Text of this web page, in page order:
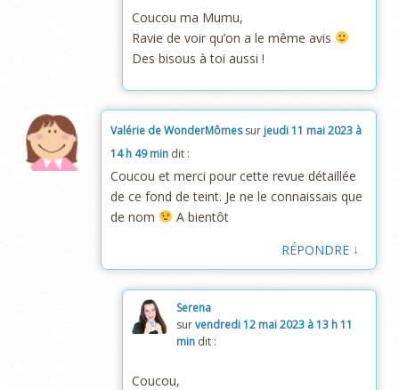
Coucou ma Mumu,
Ravie de voir qu’on a le même avis
Des bisous à toi aussi !
Valérie de WonderMômessur jeudi 11 mai 2023 à
14 h 49 min dit :
Coucou et merci pour cette revue détaillée
de ce fond de teint. Je ne le connaissais que
de nom
A bientôt
RÉPONDRE ↓
Serena
survendredi 12 mai 2023 à 13 h 11
min dit :
Coucou,